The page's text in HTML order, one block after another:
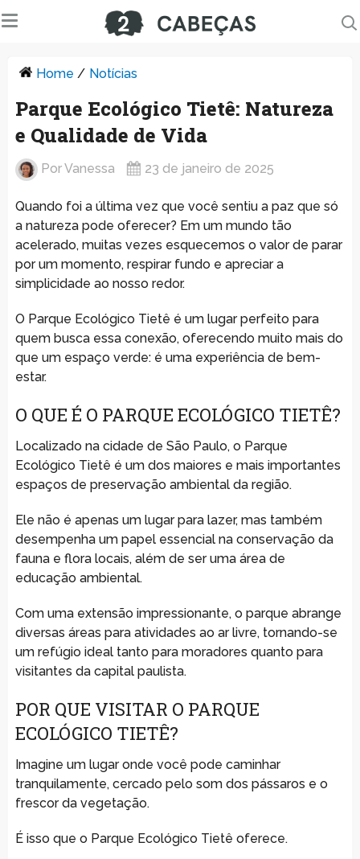
Home / Notícias
Parque Ecológico Tietê: Natureza
e Qualidade de Vida
PorVanessa 23 de janeiro de 2025
Quando foi a última vez que você sentiu a paz que só
a natureza pode oferecer? Em um mundo tão
acelerado, muitas vezes esquecemos o valor de parar
por um momento, respirar fundo e apreciar a
simplicidade ao nosso redor.
O Parque Ecológico Tietê é um lugar perfeito para
quem busca essa conexão, oferecendo muito mais do
que um espaço verde: é uma experiência de bem-
estar.
O QUE É O PARQUE ECOLÓGICO TIETÊ?
Localizado na cidade de São Paulo, o Parque
Ecológico Tietê é um dos maiores e mais importantes
espaços de preservação ambiental da região.
Ele não é apenas um lugar para lazer, mas também
desempenha um papel essencial na conservação da
fauna e flora locais, além de ser uma área de
educação ambiental.
Com uma extensão impressionante, o parque abrange
diversas áreas para atividades ao ar livre, tornando-se
um refúgio ideal tanto para moradores quanto para
visitantes da capital paulista.
POR QUE VISITAR O PARQUE
ECOLÓGICO TIETÊ?
Imagine um lugar onde você pode caminhar
tranquilamente, cercado pelo som dos pássaros e o
frescor da vegetação.
É isso que o Parque Ecológico Tietê oferece.